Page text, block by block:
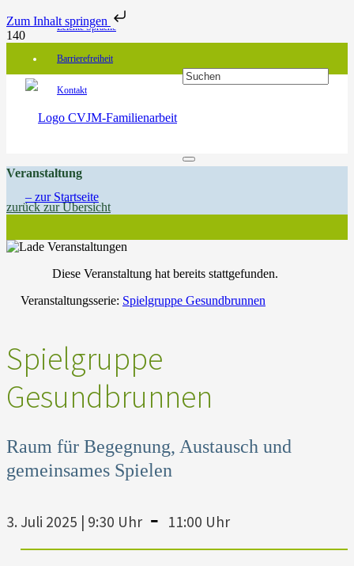
Zum Inhalt springen
Leichte Sprache
Barrierefreiheit
Kontakt
Veranstaltung
zurück zur Übersicht
Diese Veranstaltung hat bereits stattgefunden.
Veranstaltungsserie: Spielgruppe Gesundbrunnen
Spielgruppe
Gesundbrunnen
Raum für Begegnung, Austausch und
gemeinsames Spielen
3. Juli 2025 | 9:30 Uhr - 11:00 Uhr